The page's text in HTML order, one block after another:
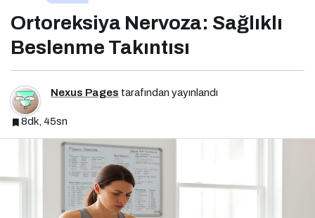
Ortoreksiya Nervoza: Sağlıklı
Beslenme Takıntısı
Nexus Pages tarafından yayınlandı
8dk, 45sn